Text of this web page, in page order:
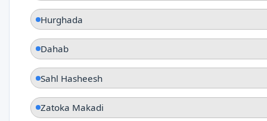
Hurghada
Dahab
Sahl Hasheesh
Zatoka Makadi